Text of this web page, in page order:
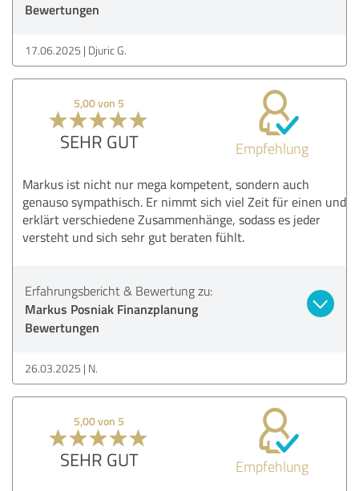
Bewertungen
17.06.2025 Djuric G.
5,00 von 5
SEHR GUT Empfehlung
Markus ist nicht nur mega kompetent, sondern auch
genauso sympathisch. Er nimmt sich viel Zeit für einen und
erklärt verschiedene Zusammenhänge, sodass es jeder
versteht und sich sehr gut beraten fühlt.
Erfahrungsbericht & Bewertung zu:
Markus Posniak Finanzplanung
Bewertungen
26.03.2025 N.
5,00 von 5
SEHR GUT Empfehlung